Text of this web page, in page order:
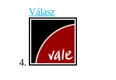
Válasz